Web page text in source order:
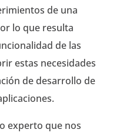
de una
lo que resulta
de las
estas necesidades
de desarrollo de
experto que nos